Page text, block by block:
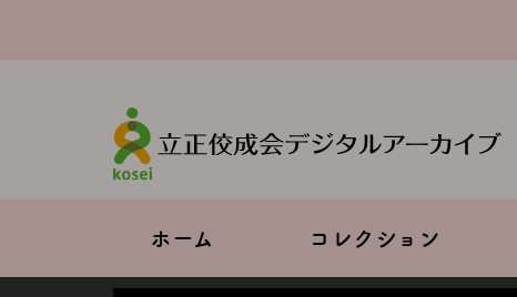
Main
navigation
ホーム コレクション